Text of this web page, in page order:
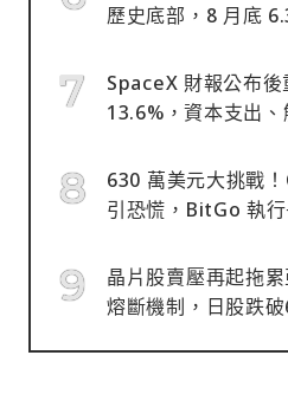
歷史底部，8 月底
SpaceX 財報公布
13.6%，資本支出
630 萬美元大挑戰
引恐慌，BitGo 執
晶片股賣壓再起拖
熔斷機制，日股跌